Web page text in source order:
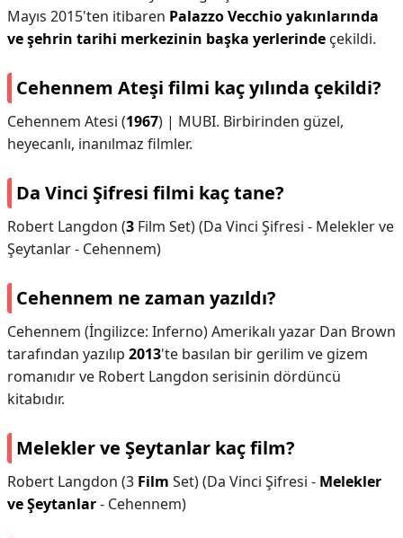
Mayıs 2015'ten itibaren Palazzo Vecchio yakınlarında
ve şehrin tarihi merkezinin başka yerlerinde çekildi.
Cehennem Ateşi filmi kaç yılında çekildi?
Cehennem Atesi (1967) | MUBI. Birbirinden güzel,
heyecanlı, inanılmaz filmler.
Da Vinci Şifresi filmi kaç tane?
Robert Langdon (3 Film Set) (Da Vinci Şifresi - Melekler ve
Şeytanlar - Cehennem)
Cehennem ne zaman yazıldı?
Cehennem (İngilizce: Inferno) Amerikalı yazar Dan Brown
tarafından yazılıp 2013'te basılan bir gerilim ve gizem
romanıdır ve Robert Langdon serisinin dördüncü
kitabıdır.
Melekler ve Şeytanlar kaç film?
Robert Langdon (3 Film Set) (Da Vinci Şifresi - Melekler
ve Şeytanlar- Cehennem)